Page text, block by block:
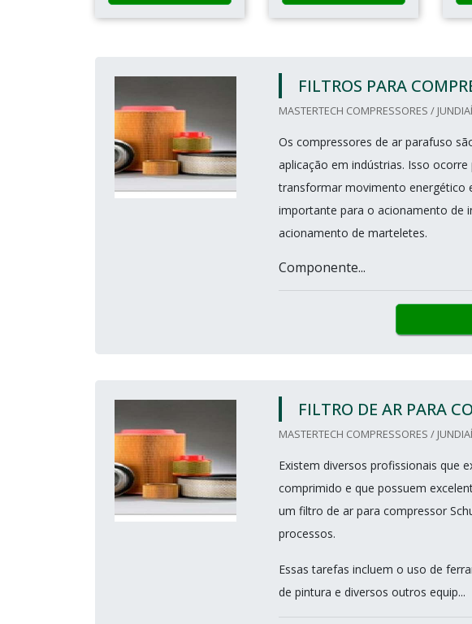
FILTROS PARA
MASTERTECH COMPRESSORES /
Os compressores de ar parafuso
aplicação em indústrias. Isso
transformar movimento energético
importante para o acionamento de
acionamento de marteletes.
Componente...
FILTRO DE AR PARA
MASTERTECH COMPRESSORES /
Existem diversos profissionais que
comprimido e que possuem
um filtro de ar para compressor
processos.
Essas tarefas incluem o uso de
de pintura e diversos outros equip...